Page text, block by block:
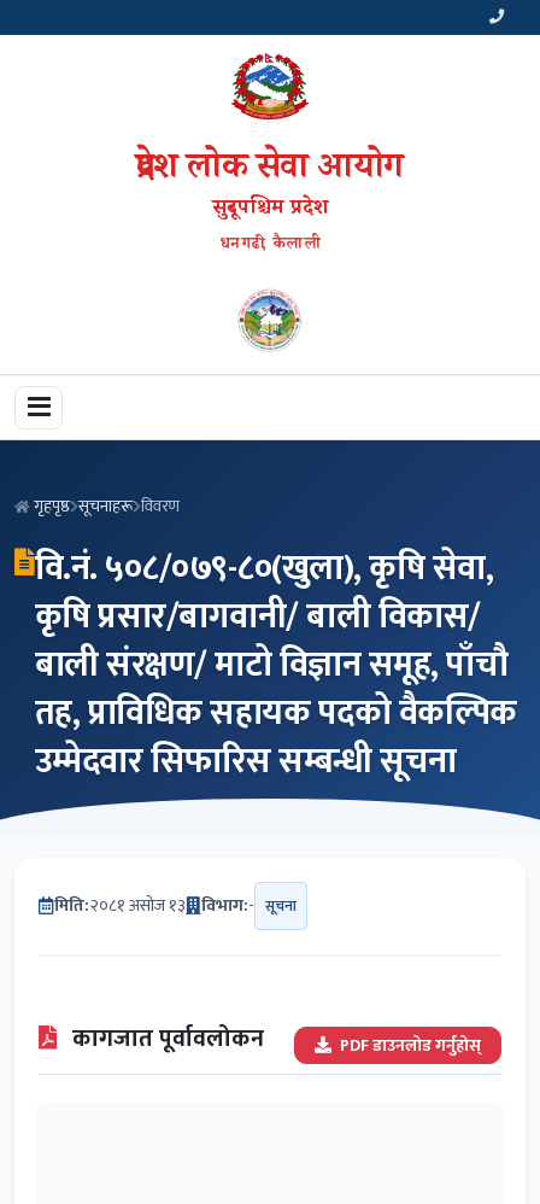
प्रदेश लोक सेवा आयोग
सुदूरपश्चिम प्रदेश
धनगढी, कैलाली
गृहपृष्ठ सूचनाहरू विवरण
वि.नं. ५०८/०७९-८०(खुला), कृषि सेवा,
कृषि प्रसार/बागवानी/ बाली विकास/
बाली संरक्षण/ माटो विज्ञान समूह, पाँचौ
तह, प्राविधिक सहायक पदको वैकल्पिक
उम्मेदवार सिफारिस सम्बन्धी सूचना
मिति:२०८१ असोज १३ विभाग:- सूचना
कागजात पूर्वावलोकन PDF डाउनलोड गर्नुहोस्